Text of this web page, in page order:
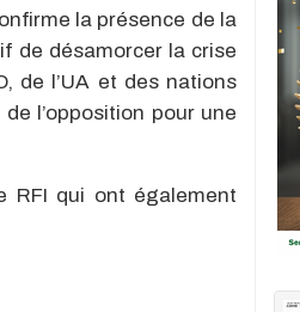
la présence de la
de désamorcer la crise
de l’UA et des nations
l’opposition pour une
RFI qui ont également